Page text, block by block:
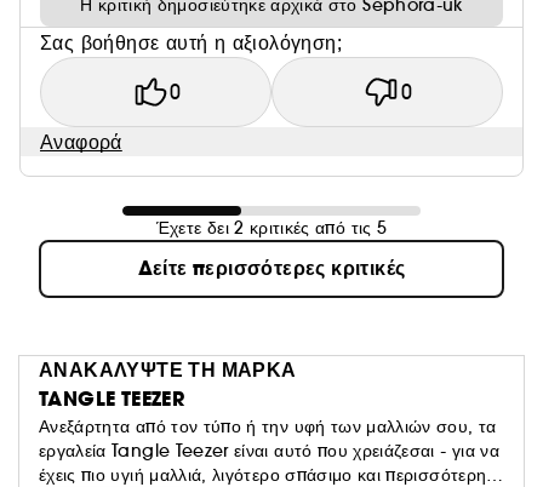
Η κριτική δημοσιεύτηκε αρχικά στο Sephora-uk
Σας βοήθησε αυτή η αξιολόγηση;
0 0
Αναφορά
Έχετε δει 2 κριτικές από τις 5
Δείτε περισσότερες κριτικές
ΑΝΑΚΑΛΥΨΤΕ ΤΗ ΜΑΡΚΑ
TANGLE TEEZER
Ανεξάρτητα από τον τύπο ή την υφή των μαλλιών σου, τα
εργαλεία Tangle Teezer είναι αυτό που χρειάζεσαι - για να
έχεις πιο υγιή μαλλιά, λιγότερο σπάσιμο και περισσότερη